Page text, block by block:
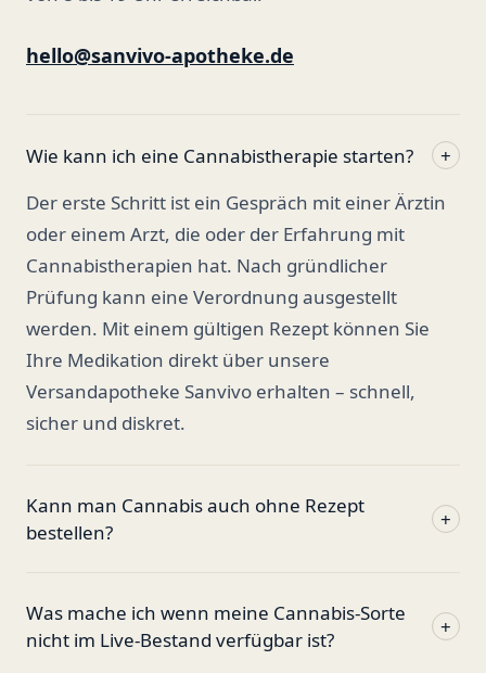
hello@sanvivo-apotheke.de
Wie kann ich eine Cannabistherapie starten?
+
Der erste Schritt ist ein Gespräch mit einer Ärztin
oder einem Arzt, die oder der Erfahrung mit
Cannabistherapien hat. Nach gründlicher
Prüfung kann eine Verordnung ausgestellt
werden. Mit einem gültigen Rezept können Sie
Ihre Medikation direkt über unsere
Versandapotheke Sanvivo erhalten – schnell,
sicher und diskret.
Kann man Cannabis auch ohne Rezept
bestellen?
+
Was mache ich wenn meine Cannabis-Sorte
nicht im Live-Bestand verfügbar ist?
+